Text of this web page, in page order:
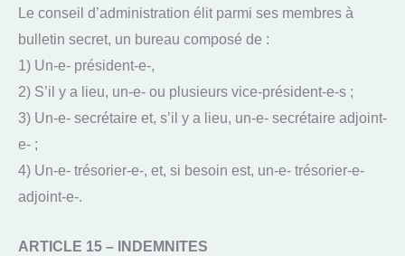
Le conseil d’administration élit parmi ses membres à
bulletin secret, un bureau composé de :
1) Un-e- président-e-,
2) S’il y a lieu, un-e- ou plusieurs vice-président-e-s ;
3) Un-e- secrétaire et, s’il y a lieu, un-e- secrétaire adjoint-
e- ;
4) Un-e- trésorier-e-, et, si besoin est, un-e- trésorier-e-
adjoint-e-.
ARTICLE 15 – INDEMNITES